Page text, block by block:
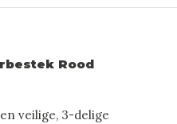
Rood
veilige, 3-delige